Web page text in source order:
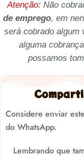
Atenção: Não
de emprego, em
será cobrado algum
alguma
possamos
Considere enviar
do WhatsApp.
Lembrando que